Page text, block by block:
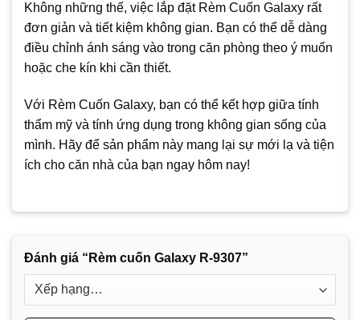
Không những thế, việc lắp đặt Rèm Cuốn Galaxy rất
đơn giản và tiết kiệm không gian. Bạn có thể dễ dàng
điều chỉnh ánh sáng vào trong căn phòng theo ý muốn
hoặc che kín khi cần thiết.
Với Rèm Cuốn Galaxy, bạn có thể kết hợp giữa tính
thẩm mỹ và tính ứng dụng trong không gian sống của
mình. Hãy để sản phẩm này mang lại sự mới lạ và tiện
ích cho căn nhà của bạn ngay hôm nay!
Đánh giá “Rèm cuốn Galaxy R-9307”